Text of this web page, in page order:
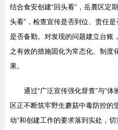
结合食安创建“回头看”，岳麓区定
头看”，检查宣传是否到位、责任
是否备勤。对发现的问题建立台账
之有效的措施固化为常态化、制度
果。
通过“广泛宣传强化督查”与“
区正不断筑牢野生蘑菇中毒防控的
动”和创建工作的要求落到实处，